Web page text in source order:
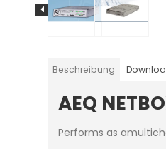
Beschreibung
AEQ
Performs as